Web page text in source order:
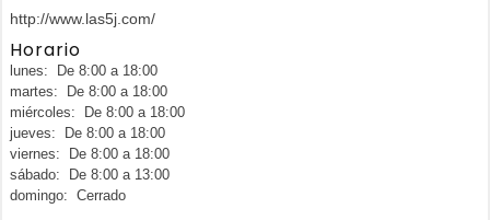
http://www.las5j.com/
Horario
lunes: De 8:00 a 18:00
martes: De 8:00 a 18:00
miércoles: De 8:00 a 18:00
jueves: De 8:00 a 18:00
viernes: De 8:00 a 18:00
sábado: De 8:00 a 13:00
domingo: Cerrado